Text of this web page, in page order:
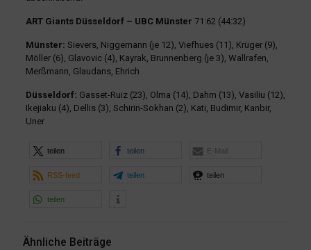
ART Giants Düsseldorf – UBC Münster 71:62 (44:32)
Münster: Sievers, Niggemann (je 12), Viefhues (11), Krüger (9),
Möller (6), Glavovic (4), Kayrak, Brunnenberg (je 3), Wallrafen,
Merßmann, Glaudans, Ehrich
Düsseldorf: Gasset-Ruiz (23), Olma (14), Dahm (13), Vasiliu (12),
Ikejiaku (4), Dellis (3), Schirin-Sokhan (2), Kati, Budimir, Kanbir,
Uner
teilen teilen E-Mail
RSS-feed teilen teilen
teilen
Ähnliche Beiträge